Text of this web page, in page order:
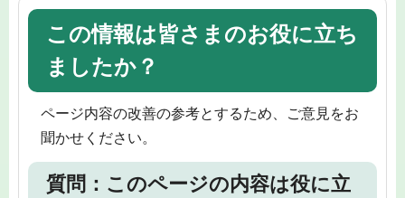
この情報は皆さまのお役に立ち
ましたか？
ページ内容の改善の参考とするため、ご意見をお
聞かせください。
質問：このページの内容は役に立